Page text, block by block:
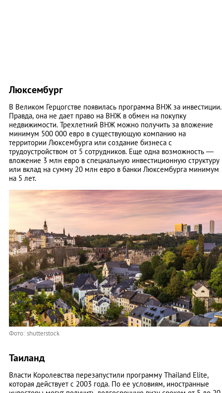
Люксембург
В Великом Герцогстве появилась программа ВНЖ за инвестиции.
Правда, она не дает право на ВНЖ в обмен на покупку
недвижимости. Трехлетний ВНЖ можно получить за вложение
минимум 500 000 евро в существующую компанию на
территории Люксембурга или создание бизнеса с
трудоустройством от 5 сотрудников. Еще одна возможность —
вложение 3 млн евро в специальную инвестиционную структуру
или вклад на сумму 20 млн евро в банки Люксембурга минимум
на 5 лет.
Фото: shutterstock
Таиланд
Власти Королевства перезапустили программу Thailand Elite,
которая действует с 2003 года. По ее условиям, иностранные